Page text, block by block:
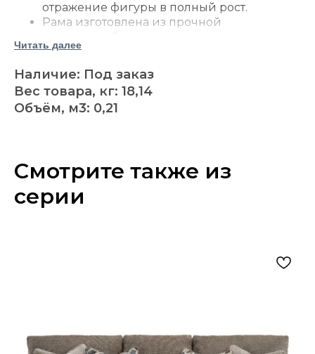
отражение фигуры в полный рост.
Рама изготовлена из прочной
Цвет — Antique Silver Finish, эффект
состаренного серебра.
Ажурный декор образован плавными
растительными завитками.
Высокая прямоугольная форма
освещение и делает композицию
визуально легче.
Для крепления предусмотрены
чистящих составов.
Модель сочетается со стеклом, деревом,
Читать далее
Наличие: Под заказ
Вес товара, кг: 18,14
Объём, м3: 0,21
Смотрите также из
серии